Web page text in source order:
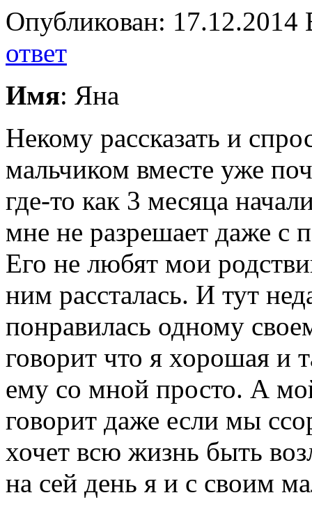
Опубликован:
ответ
Имя: Яна
Некому рассказать и
мальчиком вместе уже
где-то как 3 месяца
мне не разрешает даже с
Его не любят мои
ним рассталась. И тут
понравилась одному
говорит что я хорошая и
ему со мной просто. А
говорит даже если мы
хочет всю жизнь быть
на сей день я и с своим